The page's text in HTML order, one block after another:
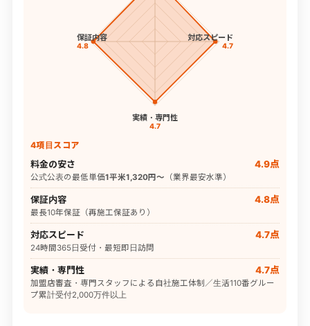
対応スピード
4.7
実績・専門性
4.7
保証内容
4.8
4項目スコア
料金の安さ 4.9点
公式公表の最低単価1平米1,320円〜 （業界最安水準）
保証内容 4.8点
最長10年保証（再施工保証あり）
対応スピード 4.7点
24時間365日受付・最短即日訪問
実績・専門性 4.7点
加盟店審査・専門スタッフによる自社施工体制／生活110番グルー
プ累計受付2,000万件以上